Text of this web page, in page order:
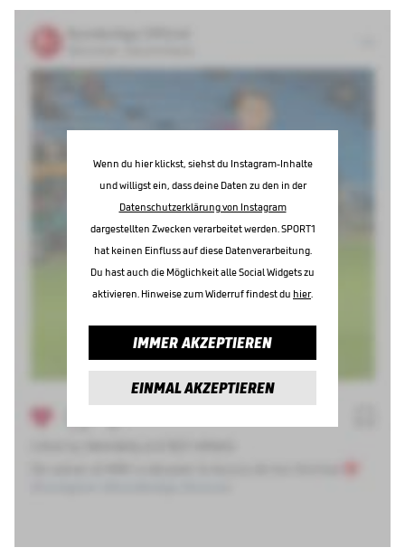
Wenn du hier klickst, siehst du Instagram-Inhalte
und willigst ein, dass deine Daten zu den in der
Datenschutzerklärung von Instagram
dargestellten Zwecken verarbeitet werden. SPORT1
hat keinen Einfluss auf diese Datenverarbeitung.
Du hast auch die Möglichkeit alle Social Widgets zu
aktivieren. Hinweise zum Widerruf findest du hier.
IMMER AKZEPTIEREN
EINMAL AKZEPTIEREN